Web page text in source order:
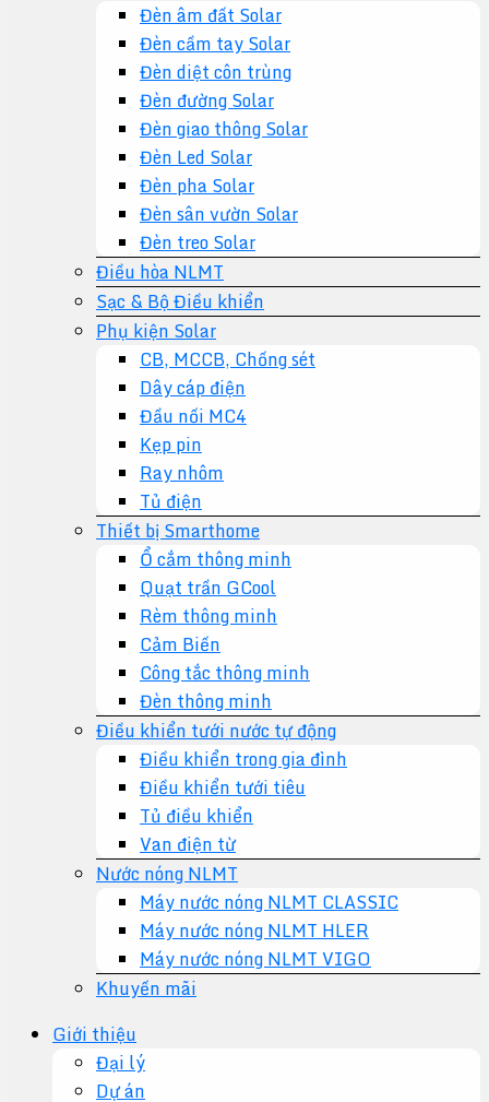
Đèn âm đất Solar
Đèn cầm tay Solar
Đèn diệt côn trùng
Đèn đường Solar
Đèn giao thông Solar
Đèn Led Solar
Đèn pha Solar
Đèn sân vườn Solar
Đèn treo Solar
Điều hòa NLMT
Sạc & Bộ Điều khiển
Phụ kiện Solar
CB, MCCB, Chống sét
Dây cáp điện
Đầu nối MC4
Kẹp pin
Ray nhôm
Tủ điện
Thiết bị Smarthome
Ổ cắm thông minh
Quạt trần GCool
Rèm thông minh
Cảm Biến
Công tắc thông minh
Đèn thông minh
Điều khiển tưới nước tự động
Điều khiển trong gia đình
Điều khiển tưới tiêu
Tủ điều khiển
Van điện từ
Nước nóng NLMT
Máy nước nóng NLMT CLASSIC
Máy nước nóng NLMT HLER
Máy nước nóng NLMT VIGO
Khuyến mãi
Giới thiệu
Đại lý
Dự án